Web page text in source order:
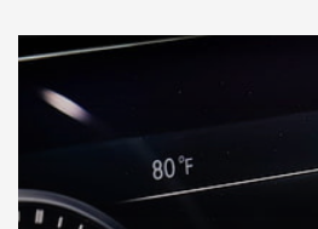
DÉCOUVREZ VOTRE INSPECTION